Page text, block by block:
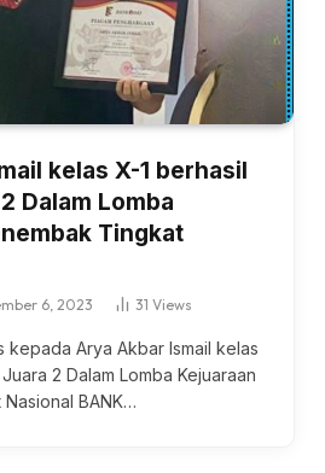
kelas X-1 berhasil
Dalam Lomba
Tingkat
6, 2023 31 Views
kepada Arya Akbar Ismail kelas
2 Dalam Lomba Kejuaraan
BANK…